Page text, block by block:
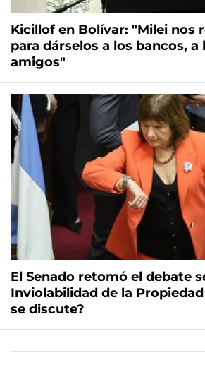
Kicillof en Bolívar: "Milei nos
para dárselos a los bancos, a
amigos"
El Senado retomó el debate
Inviolabilidad de la
se discute?